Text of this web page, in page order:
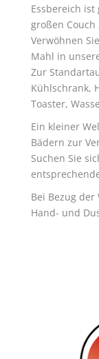
Essbereich
großen
Verwöhnen
Mahl in
Zur
Kühlschrank,
Toaster,
Ein kleiner
Bädern zur
Suchen Sie
Bei Bezug
Hand- und